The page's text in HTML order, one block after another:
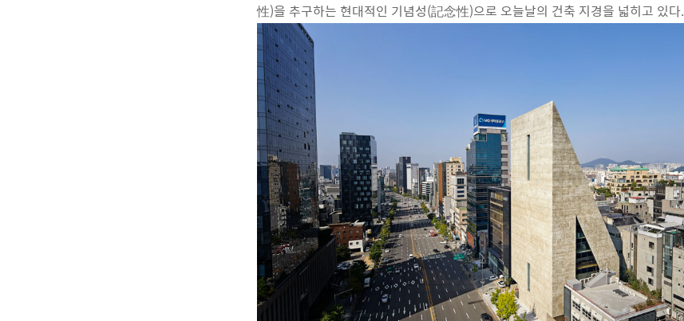
性)을 추구하는 현대적인 기념성(記念性)으로 오늘날의 건축 지경을 넓히고 있다.